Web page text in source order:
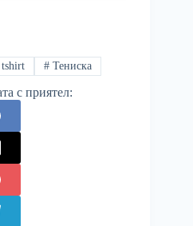
tshirt # Тениска
с приятел: